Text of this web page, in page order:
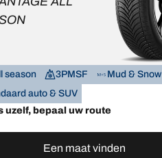
season 3PMSF
Mud & Snow
auto & SUV
uzelf, bepaal uw route
Een maat vinden